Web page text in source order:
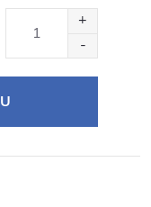
(500ml)